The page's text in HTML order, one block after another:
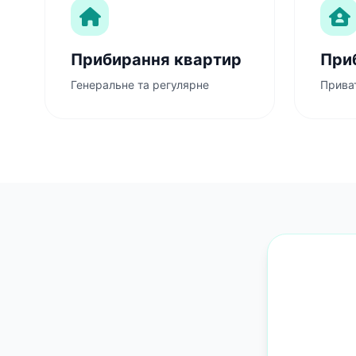
Прибирання квартир
Генеральне та регулярне